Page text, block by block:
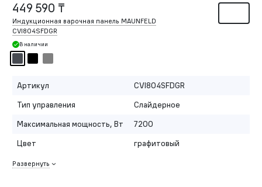
449 590 ₸
Индукционная варочная панель MAUNFELD
CVI804SFDGR
В наличии
Артикул
CVI804SFDGR
Тип управления
Слайдерное
Максимальная мощность, Вт
7200
Цвет
графитовый
Развернуть